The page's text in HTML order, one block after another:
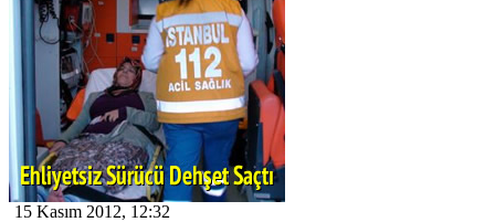
15 Kasım 2012, 12:32